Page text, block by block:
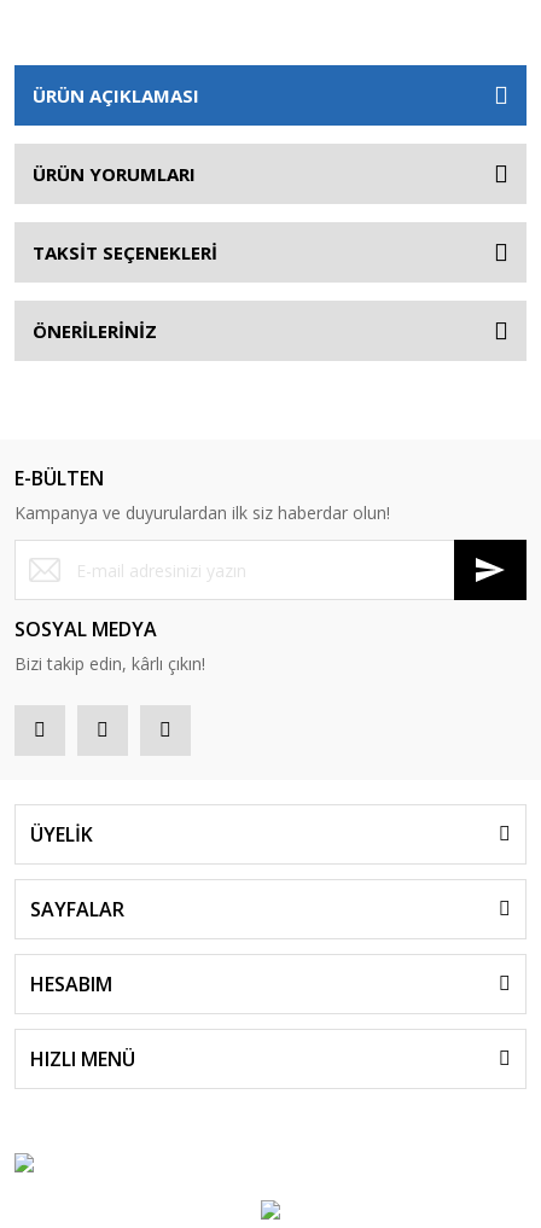
ÜRÜN AÇIKLAMASI
ÜRÜN YORUMLARI
TAKSİT SEÇENEKLERİ
ÖNERİLERİNİZ
E-BÜLTEN
Kampanya ve duyurulardan ilk siz haberdar olun!
SOSYAL MEDYA
Bizi takip edin, kârlı çıkın!
ÜYELİK
SAYFALAR
HESABIM
HIZLI MENÜ